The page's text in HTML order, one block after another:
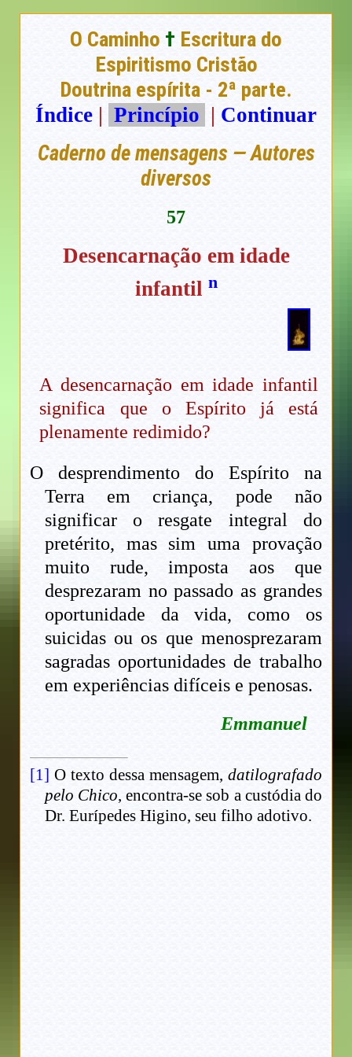
O Caminho † Escritura do
Espiritismo Cristão
Doutrina espírita - 2ª parte.
Índice | Princípio | Continuar
Caderno de mensagens — Autores
diversos
57
Desencarnação em idade
infantil n
A desencarnação em idade infantil
significa que o Espírito já está
plenamente redimido?
O desprendimento do Espírito na
Terra em criança, pode não
significar o resgate integral do
pretérito, mas sim uma provação
muito rude, imposta aos que
desprezaram no passado as grandes
oportunidade da vida, como os
suicidas ou os que menosprezaram
sagradas oportunidades de trabalho
em experiências difíceis e penosas.
Emmanuel
[1] O texto dessa mensagem, datilografado
pelo Chico, encontra-se sob a custódia do
Dr. Eurípedes Higino, seu filho adotivo.